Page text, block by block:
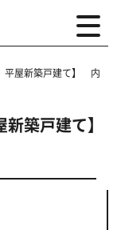
平屋新築戸建て】 内
築戸建て】